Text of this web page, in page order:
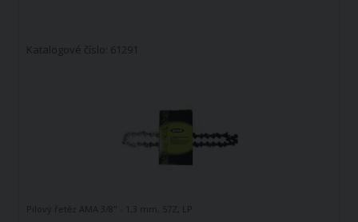
Katalogové číslo: 61291
Pilový řetěz AMA 3/8" - 1,3 mm, 57Z, LP